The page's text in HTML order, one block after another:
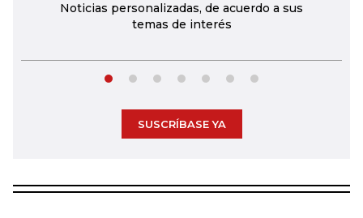
Noticias personalizadas, de acuerdo a sus
temas de interés
SUSCRÍBASE YA